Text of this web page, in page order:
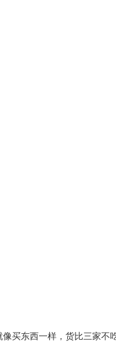
买东西一样，货比三家不吃